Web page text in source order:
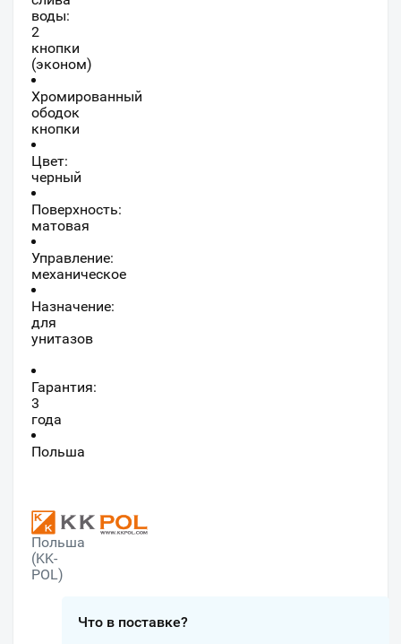
воды:
2
кнопки
(эконом)
Хромированный
ободок
кнопки
Цвет:
черный
Поверхность:
матовая
Управление:
механическое
Назначение:
для
унитазов
Гарантия:
3
года
Польша
Польша
(KK-
POL)
Что в поставке?